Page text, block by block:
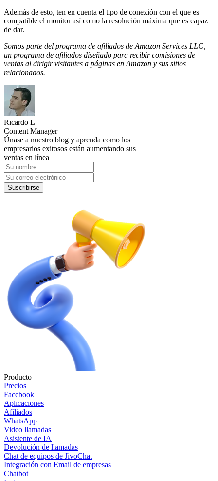
Además de esto, ten en cuenta el tipo de conexión con el que es
compatible el monitor así como la resolución máxima que es capaz
de dar.
Somos parte del programa de afiliados de Amazon Services LLC,
un programa de afiliados diseñado para recibir comisiones de
ventas al dirigir visitantes a páginas en Amazon y sus sitios
relacionados.
Ricardo L.
Content Manager
Únase a nuestro blog y aprenda como los
empresarios exitosos están aumentando sus
ventas en línea
Suscribirse
Producto
Precios
Facebook
Aplicaciones
Afiliados
WhatsApp
Video llamadas
Asistente de IA
Devolución de llamadas
Chat de equipos de JivoChat
Integración con Email de empresas
Chatbot